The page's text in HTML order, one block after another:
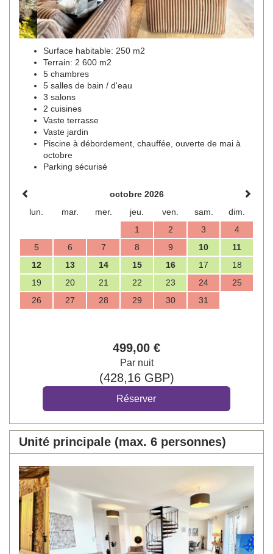
Surface habitable: 250 m2
Terrain: 2 600 m2
5 chambres
5 salles de bain / d'eau
3 salons
2 cuisines
Vaste terrasse
Vaste jardin
Piscine à débordement, chauffée, ouverte de mai à
octobre
Parking sécurisé
octobre 2026
lun.
mar. mer. jeu. ven. sam.
dim.
1
2 3
4
5
6 7 8 9 10
11
12
13 14 15 16 17
18
19
20 21 22 23 24
25
26
27 28 29 30 31
499,00 €
Par nuit
(428,16GBP)
Unité principale (max. 6 personnes)
Previous